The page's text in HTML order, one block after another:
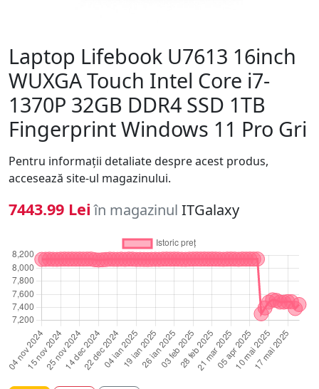
Laptop Lifebook U7613 16inch
WUXGA Touch Intel Core i7-
1370P 32GB DDR4 SSD 1TB
Fingerprint Windows 11 Pro Gri
Pentru informaţii detaliate despre acest produs,
accesează site-ul magazinului.
7443.99 Lei în magazinul ITGalaxy